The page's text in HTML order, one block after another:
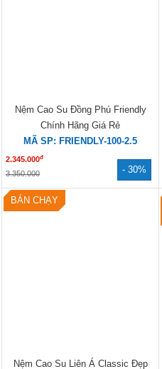
- 30%
Nệm Cao Su Đồng Phú Friendly
Chính Hãng Giá Rẻ
MÃ SP: FRIENDLY-100-2.5
2.345.000đ
3.350.000
BÁN CHẠY
Nệm Cao Su Liên Á Classic Đẹp